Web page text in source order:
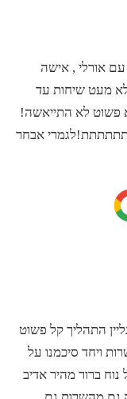
אורלי , אישה
מעט שיחות עד
פשוט לא התייאשה!
אבחר
התהליך קל פשוט
ויחד סיכמנו על
ברור מהיר אדיב